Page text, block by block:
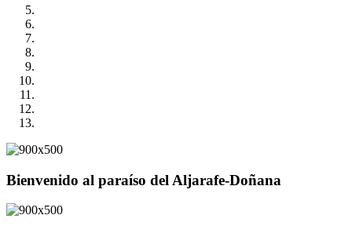
Bienvenido al paraíso del Aljarafe-Doñana